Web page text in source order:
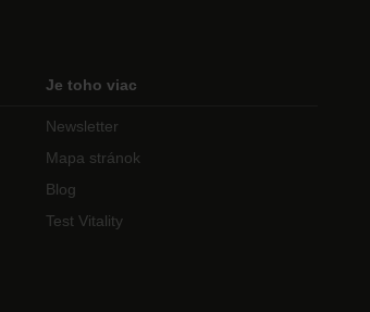
Je toho viac
Newsletter
Mapa stránok
Blog
Test Vitality